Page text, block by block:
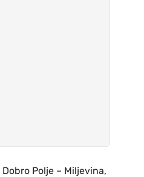
Polje – Miljevina,